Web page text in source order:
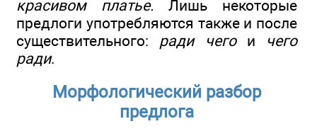
красивом платье. Лишь некоторые
предлоги употребляются также и после
существительного: ради чегои
чего
ради.
Морфологический разбор
предлога